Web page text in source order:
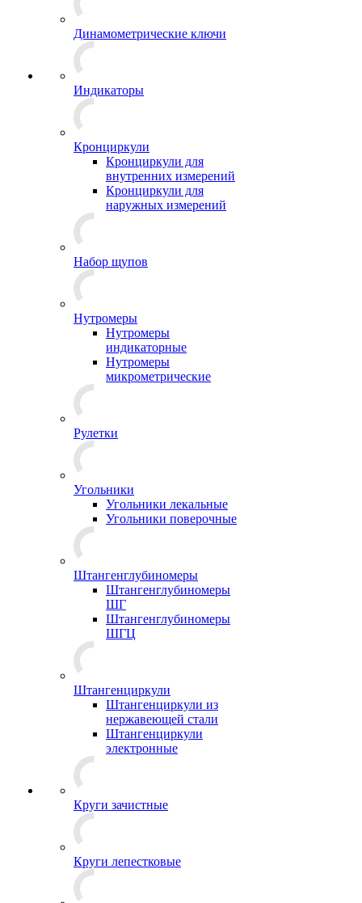
Динамометрические ключи
Индикаторы
Кронциркули
Кронциркули для
внутренних измерений
Кронциркули для
наружных измерений
Набор щупов
Нутромеры
Нутромеры
индикаторные
Нутромеры
микрометрические
Рулетки
Угольники
Угольники лекальные
Угольники поверочные
Штангенглубиномеры
Штангенглубиномеры
ШГ
Штангенглубиномеры
ШГЦ
Штангенциркули
Штангенциркули из
нержавеющей стали
Штангенциркули
электронные
Круги зачистные
Круги лепестковые